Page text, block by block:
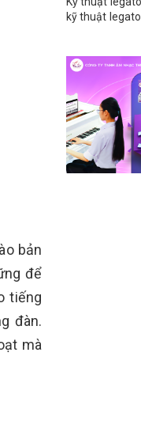
bản
để
tiếng
đàn.
mà
kỹ thuật